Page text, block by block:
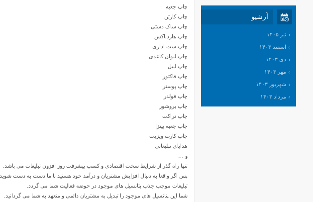
چاپ جعبه
چاپ کارتن
چاپ ساک دستی
چاپ هاردباکس
چاپ ست اداری
چاپ لیوان کاغذی
چاپ لیبل
چاپ فاکتور
چاپ پوستر
چاپ فولدر
چاپ بروشور
چاپ تراکت
چاپ جعبه پیتزا
چاپ کارت ویزیت
هدایای تبلیغاتی
و …
تنها راه گذر از شرایط سخت اقتصادی و کسب پیشرفت روز افزون تبلیغات می باشد.
پس اگر واقعا به دنبال افزایش مشتریان و درآمد خود هستید با ما دست به دست شوید.
تبلیغات موجب جذب پتانسیل های موجود در حوضه فعالیت شما می گردد.
شما این پتانسیل های موجود را تبدیل به مشتریان دائمی و متعهد به شما می گردانید.
آرشیو
تیر ۱۴۰۵
اسفند ۱۴۰۳
دی ۱۴۰۳
مهر ۱۴۰۳
شهریور ۱۴۰۳
مرداد ۱۴۰۳